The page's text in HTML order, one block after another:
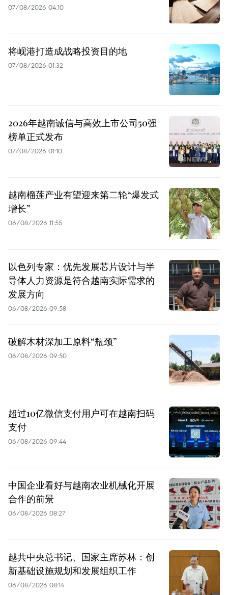
07/08/2026 04:10
将岘港打造成战略投资目的地
07/08/2026 01:32
2026年越南诚信与高效上市公司50强
榜单正式发布
07/08/2026 01:10
越南榴莲产业有望迎来第二轮“爆发式
增长”
06/08/2026 11:55
以色列专家：优先发展芯片设计与半
导体人力资源是符合越南实际需求的
发展方向
06/08/2026 09:58
破解木材深加工原料“瓶颈”
06/08/2026 09:50
超过10亿微信支付用户可在越南扫码
支付
06/08/2026 09:44
中国企业看好与越南农业机械化开展
合作的前景
06/08/2026 08:27
越共中央总书记、国家主席苏林：创
新基础设施规划和发展组织工作
06/08/2026 08:14